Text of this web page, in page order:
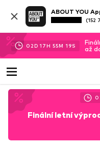
ABOUT YOU
(152
02D 17H 55M 17S
až
Finální letní